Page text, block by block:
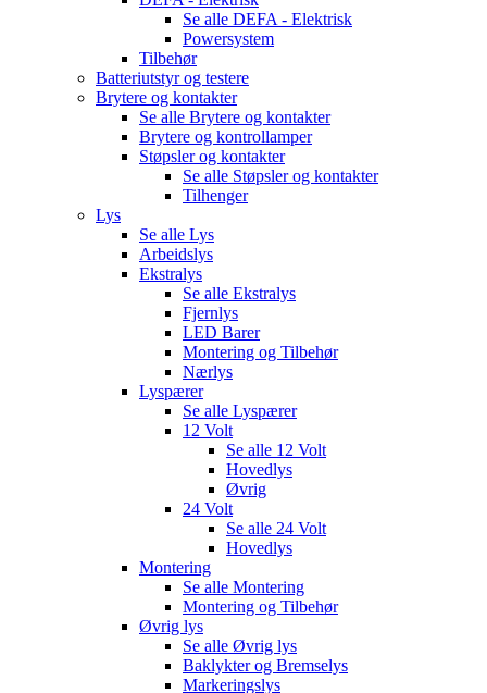
Se alle DEFA - Elektrisk
Powersystem
Tilbehør
Batteriutstyr og testere
Brytere og kontakter
Se alle Brytere og kontakter
Brytere og kontrollamper
Støpsler og kontakter
Se alle Støpsler og kontakter
Tilhenger
Lys
Se alle Lys
Arbeidslys
Ekstralys
Se alle Ekstralys
Fjernlys
LED Barer
Montering og Tilbehør
Nærlys
Lyspærer
Se alle Lyspærer
12 Volt
Se alle 12 Volt
Hovedlys
Øvrig
24 Volt
Se alle 24 Volt
Hovedlys
Montering
Se alle Montering
Montering og Tilbehør
Øvrig lys
Se alle Øvrig lys
Baklykter og Bremselys
Markeringslys